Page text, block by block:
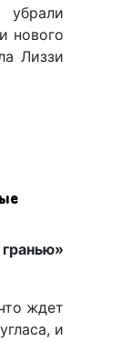
убрали
нового
Лиззи
ждет
и